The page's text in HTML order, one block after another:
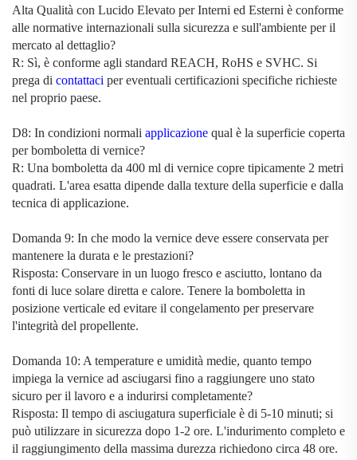
Alta Qualità con Lucido Elevato per Interni ed Esterni è conforme
alle normative internazionali sulla sicurezza e sull'ambiente per il
mercato al dettaglio?
R: Sì, è conforme agli standard REACH, RoHS e SVHC. Si
prega di contattaci per eventuali certificazioni specifiche richieste
nel proprio paese.
D8: In condizioni normali applicazione qual è la superficie coperta
per bomboletta di vernice?
R: Una bomboletta da 400 ml di vernice copre tipicamente 2 metri
quadrati. L'area esatta dipende dalla texture della superficie e dalla
tecnica di applicazione.
Domanda 9: In che modo la vernice deve essere conservata per
mantenere la durata e le prestazioni?
Risposta: Conservare in un luogo fresco e asciutto, lontano da
fonti di luce solare diretta e calore. Tenere la bomboletta in
posizione verticale ed evitare il congelamento per preservare
l'integrità del propellente.
Domanda 10: A temperature e umidità medie, quanto tempo
impiega la vernice ad asciugarsi fino a raggiungere uno stato
sicuro per il lavoro e a indurirsi completamente?
Risposta: Il tempo di asciugatura superficiale è di 5-10 minuti; si
può utilizzare in sicurezza dopo 1-2 ore. L'indurimento completo e
il raggiungimento della massima durezza richiedono circa 48 ore.